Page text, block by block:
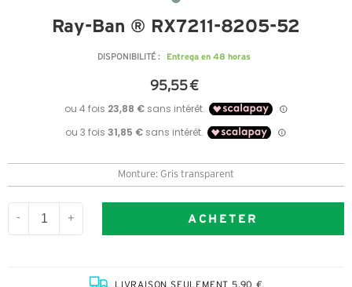
Ray-Ban ® RX7211-8205-52
DISPONIBILITÉ : Entrega en 48 horas
95,55 €
Monture: Gris transparent
- + ACHETER
LIVRAISON SEULEMENT 5,90 €